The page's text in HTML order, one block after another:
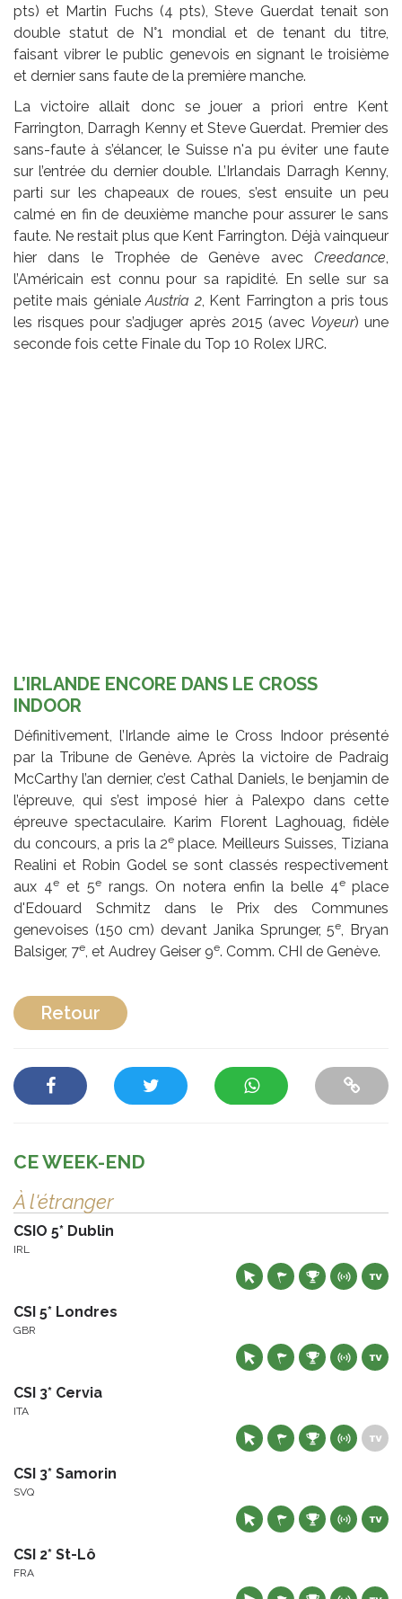
pts) et Martin Fuchs (4 pts), Steve Guerdat tenait son
double statut de N°1 mondial et de tenant du titre,
faisant vibrer le public genevois en signant le troisième
et dernier sans faute de la première manche.
La victoire allait donc se jouer a priori entre Kent
Farrington, Darragh Kenny et Steve Guerdat. Premier des
sans-faute à s’élancer, le Suisse n'a pu éviter une faute
sur l’entrée du dernier double. L’Irlandais Darragh Kenny,
parti sur les chapeaux de roues, s’est ensuite un peu
calmé en fin de deuxième manche pour assurer le sans
faute. Ne restait plus que Kent Farrington. Déjà vainqueur
hier dans le Trophée de Genève avec Creedance,
l’Américain est connu pour sa rapidité. En selle sur sa
petite mais génialeAustria 2, Kent Farrington a pris tous
les risques pour s’adjuger après 2015 (avec Voyeur) une
seconde fois cette Finale du Top 10 Rolex IJRC.
L’IRLANDE ENCORE DANS LE CROSS
INDOOR
Définitivement, l’Irlande aime le Cross Indoor présenté
par la Tribune de Genève. Après la victoire de Padraig
McCarthy l’an dernier, c’est Cathal Daniels, le benjamin de
l’épreuve, qui s’est imposé hier à Palexpo dans cette
épreuve spectaculaire. Karim Florent Laghouag, fidèle
du concours, a pris la 2eplace. Meilleurs Suisses, Tiziana
Realini et Robin Godel se sont classés respectivement
aux 4e et 5e rangs. On notera enfin la belle 4eplace
d'Edouard Schmitz dans le Prix des Communes
genevoises (150 cm) devant Janika Sprunger, 5e, Bryan
Balsiger, 7e, et Audrey Geiser 9e. Comm. CHI de Genève.
Retour
CE WEEK-END
À l'étranger
CSIO 5* Dublin
IRL
CSI 5* Londres
GBR
CSI 3* Cervia
ITA
CSI 3* Samorin
SVQ
CSI 2* St-Lô
FRA